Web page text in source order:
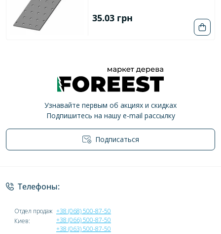
35.03 грн
Узнавайте первым об акциях и скидках
Подпишитесь на нашу e-mail рассылку
Подписаться
Политика конфиденциальности
Телефоны:
Отдел продаж
Киев:
+38 (068) 500-87-50
+38 (066) 500-87-50
+38 (063) 500-87-50